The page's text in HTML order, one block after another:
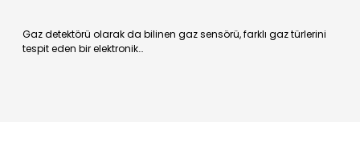
Gaz detektörü olarak da bilinen gaz sensörü, farklı gaz türlerini
tespit eden bir elektronik…